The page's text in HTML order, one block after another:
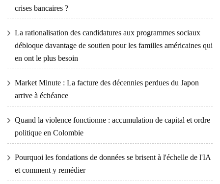
crises bancaires ?
La rationalisation des candidatures aux programmes sociaux
débloque davantage de soutien pour les familles américaines qui
en ont le plus besoin
Market Minute : La facture des décennies perdues du Japon
arrive à échéance
Quand la violence fonctionne : accumulation de capital et ordre
politique en Colombie
Pourquoi les fondations de données se brisent à l'échelle de l'IA
et comment y remédier